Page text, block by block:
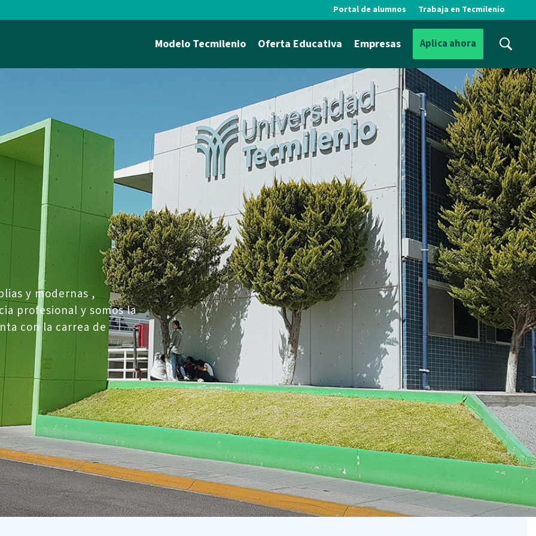
Portal de alumnos Trabaja en Tecmilenio
Modelo Tecmilenio Oferta Educativa Empresas Aplica ahora
y modernas ,
profesional y somos la
con la carrea de